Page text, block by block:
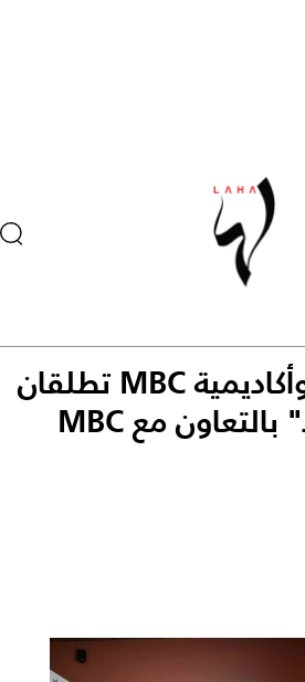
"MBC الأمل" وأكاديمية MBC تطلقان
"هِمم بلا حدود" بالتعاون مع MBC